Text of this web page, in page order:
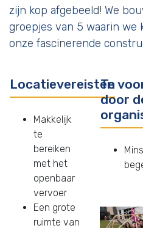
zijn kop afgebeeld! We
groepjes van 5 waarin we
onze fascinerende
Locatievereisten
Makkelijk
te
bereiken
met het
openbaar
vervoer
Een grote
ruimte van
Te
door